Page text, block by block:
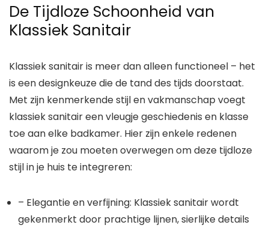
De Tijdloze Schoonheid van
Klassiek Sanitair
Klassiek sanitair is meer dan alleen functioneel – het
is een designkeuze die de tand des tijds doorstaat.
Met zijn kenmerkende stijl en vakmanschap voegt
klassiek sanitair een vleugje geschiedenis en klasse
toe aan elke badkamer. Hier zijn enkele redenen
waarom je zou moeten overwegen om deze tijdloze
stijl in je huis te integreren:
– Elegantie en verfijning: Klassiek sanitair wordt
gekenmerkt door prachtige lijnen, sierlijke details